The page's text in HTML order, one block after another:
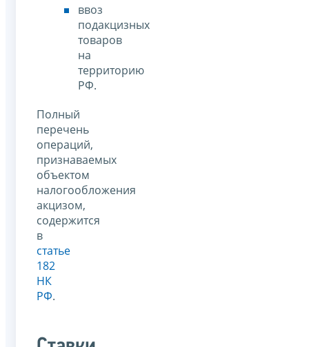
ввоз
подакцизных
товаров
на
территорию
РФ.
Полный
перечень
операций,
признаваемых
объектом
налогообложения
акцизом,
содержится
в
статье
182
НК
РФ.